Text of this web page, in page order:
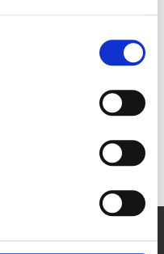
Charge inbouw unit
stopcontact usb-A+C lader